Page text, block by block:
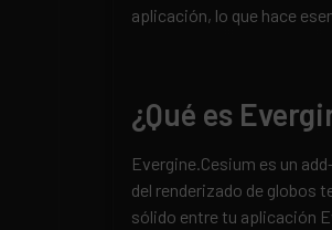
aplicación, lo que hace
¿Qué es
Evergine.Cesium es un
del renderizado de globos
sólido entre tu aplicación